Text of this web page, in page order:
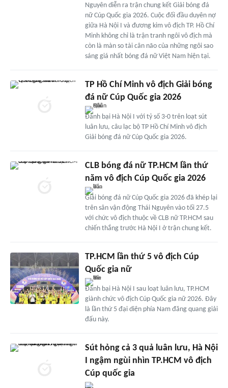
Nguyên diễn ra trận chung kết Giải bóng đá
nữ Cúp Quốc gia 2026. Cuộc đối đầu duyên nợ
giữa Hà Nội I và đương kim vô địch TP. Hồ Chí
Minh không chỉ là trận tranh ngôi vô địch mà
còn là màn so tài cân não của những ngôi sao
sáng giá nhất bóng đá nữ Việt Nam hiện tại.
TP Hồ Chí Minh vô địch Giải bóng
đá nữ Cúp Quốc gia 2026
Đánh bại Hà Nội I với tỷ số 3-0 trên loạt sút
luân lưu, câu lạc bộ TP Hồ Chí Minh vô địch
Giải bóng đá nữ Cúp Quốc gia 2026.
CLB bóng đá nữ TP.HCM lần thứ
năm vô địch Cúp Quốc gia 2026
Giải bóng đá nữ Cúp Quốc gia 2026 đã khép lại
trên sân vận động Thái Nguyên vào tối 27.5
với chức vô địch thuộc về CLB nữ TP.HCM sau
chiến thắng trước Hà Nội I ở trận chung kết.
TP.HCM lần thứ 5 vô địch Cúp
Quốc gia nữ
Đánh bại Hà Nội I sau loạt luân lưu, TP.HCM
giành chức vô địch Cúp Quốc gia nữ 2026. Đây
là lần thứ 5 đại diện phía Nam đăng quang giải
đấu này.
Sút hỏng cả 3 quả luân lưu, Hà Nội
I ngậm ngùi nhìn TP.HCM vô địch
Cúp quốc gia